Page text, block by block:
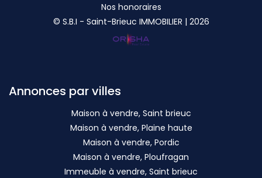
Nos honoraires
© S.B.I - Saint-Brieuc IMMOBILIER | 2026
Annonces par villes
Maison à vendre, Saint brieuc
Maison à vendre, Plaine haute
Maison à vendre, Pordic
Maison à vendre, Ploufragan
Immeuble à vendre, Saint brieuc